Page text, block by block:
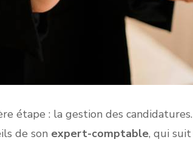
étape : la gestion des candidatures.
de son expert-comptable, qui